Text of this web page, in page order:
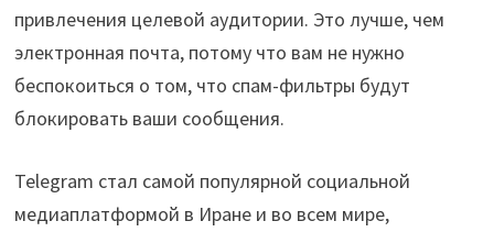
привлечения целевой аудитории. Это лучше, чем
электронная почта, потому что вам не нужно
беспокоиться о том, что спам-фильтры будут
блокировать ваши сообщения.
Telegram стал самой популярной социальной
медиаплатформой в Иране и во всем мире,